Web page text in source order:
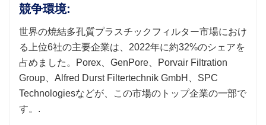
競争環境:
世界の焼結多孔質プラスチックフィルター市場におけ
る上位6社の主要企業は、2022年に約32%のシェアを
占めました。Porex、GenPore、Porvair Filtration
Group、Alfred Durst Filtertechnik GmbH、SPC
Technologiesなどが、この市場のトップ企業の一部で
す。.